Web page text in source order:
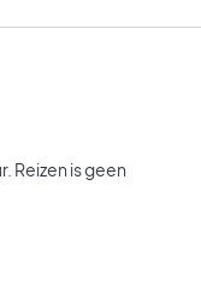
Reizen is geen